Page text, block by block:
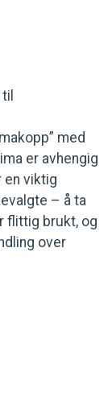
med
er avhengig
en viktig
– å ta
flittig brukt, og
over